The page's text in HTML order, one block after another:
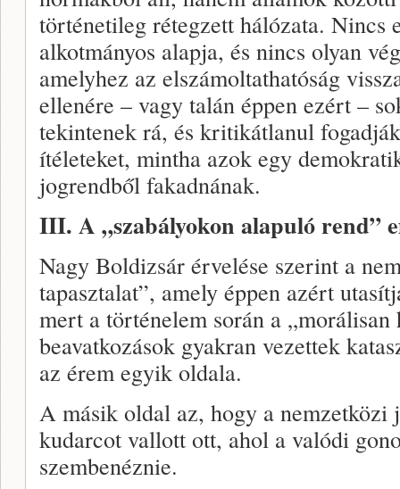
történetileg rétegzett hálózata. Nincs
alkotmányos alapja, és nincs olyan
amelyhez az elszámoltathatóság
ellenére – vagy talán éppen ezért –
tekintenek rá, és kritikátlanul
ítéleteket, mintha azok egy
jogrendből fakadnának.
III. A „szabályokon alapuló rend”
Nagy Boldizsár érvelése szerint a
tapasztalat”, amely éppen azért
mert a történelem során a „morálisan
beavatkozások gyakran vezettek
az érem egyik oldala.
A másik oldal az, hogy a nemzetközi
kudarcot vallott ott, ahol a valódi
szembenéznie.